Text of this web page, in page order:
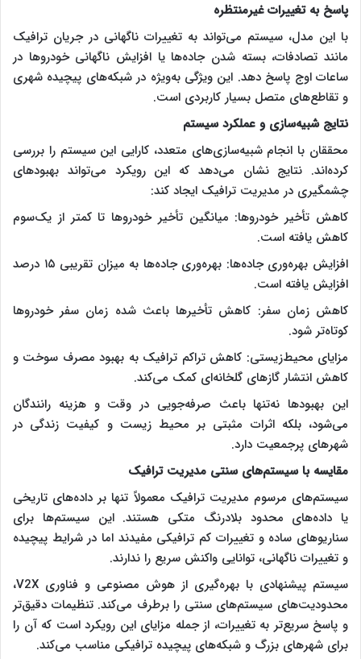
پاسخ به تغییرات غیرمنتظره
با این مدل، سیستم می‌تواند به تغییرات ناگهانی در جریان ترافیک
مانند تصادفات، بسته شدن جاده‌ها یا افزایش ناگهانی خودروها در
ساعات اوج پاسخ دهد. این ویژگی به‌ویژه در شبکه‌های پیچیده شهری
و تقاطع‌های متصل بسیار کاربردی است.
نتایج شبیه‌سازی و عملکرد سیستم
محققان با انجام شبیه‌سازی‌های متعدد، کارایی این سیستم را بررسی
کرده‌اند. نتایج نشان می‌دهد که این رویکرد می‌تواند بهبودهای
چشمگیری در مدیریت ترافیک ایجاد کند:
کاهش تأخیر خودروها: میانگین تأخیر خودروها تا کمتر از یک‌سوم
کاهش یافته است.
افزایش بهره‌وری جاده‌ها: بهره‌وری جاده‌ها به میزان تقریبی ۱۵ درصد
افزایش یافته است.
کاهش زمان سفر: کاهش تأخیرها باعث شده زمان سفر خودروها
کوتاه‌تر شود.
مزایای ‌محیط‌زیستی: کاهش تراکم ترافیک به بهبود مصرف سوخت و
کاهش انتشار گازهای گلخانه‌ای کمک می‌کند.
این بهبودها نه‌تنها باعث صرفه‌جویی در وقت و هزینه رانندگان
می‌شود، بلکه اثرات مثبتی بر محیط زیست و کیفیت زندگی در
شهرهای پرجمعیت دارد.
مقایسه با سیستم‌های سنتی مدیریت ترافیک
سیستم‌های مرسوم مدیریت ترافیک معمولاً تنها بر داده‌های تاریخی
یا داده‌های محدود بلادرنگ متکی هستند. این سیستم‌ها برای
سناریوهای ساده و تغییرات کم ترافیکی مفیدند اما در شرایط پیچیده
و تغییرات ناگهانی، توانایی واکنش سریع را ندارند.
سیستم پیشنهادی با بهره‌گیری از هوش مصنوعی و فناوری V2X،
محدودیت‌های سیستم‌های سنتی را برطرف می‌کند. تنظیمات دقیق‌تر
و پاسخ سریع‌تر به تغییرات، از جمله مزایای این رویکرد است که آن را
برای شهرهای بزرگ و شبکه‌های پیچیده ترافیکی مناسب می‌کند.